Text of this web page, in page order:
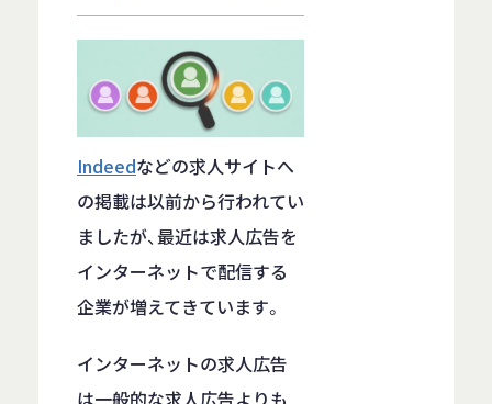
Indeedなどの求人サイトへ
の掲載は以前から行われてい
ましたが、最近は求人広告を
インターネットで配信する
企業が増えてきています。
インターネットの求人広告
は一般的な求人広告よりも